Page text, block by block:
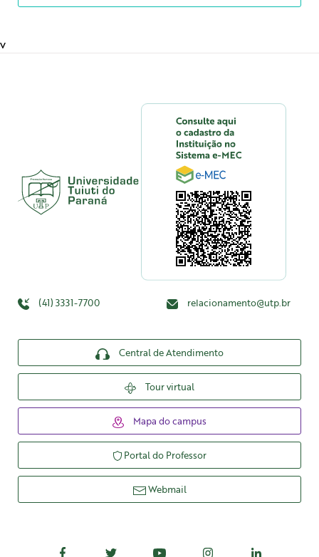
v
(41) 3331-7700 relacionamento@utp.br
Central de Atendimento
Tour virtual
Mapa do campus
Portal do Professor
Webmail